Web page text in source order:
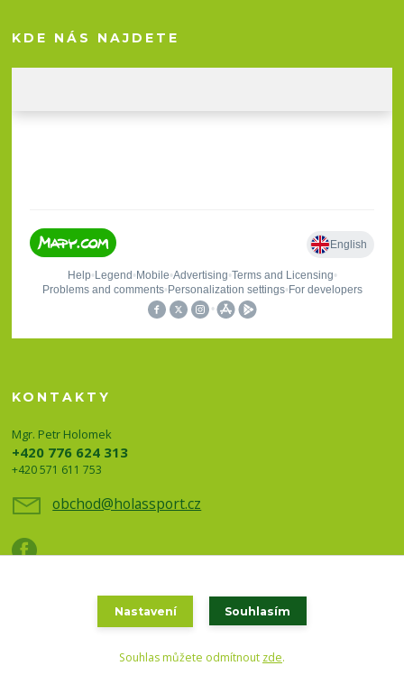
KDE NÁS NAJDETE
KONTAKTY
Mgr. Petr Holomek
+420 776 624 313
+420 571 611 753
obchod@holassport.cz
Vytvořeno na
Eshop-rychle.cz
Nastavení Souhlasím
Souhlas můžete odmítnout zde.